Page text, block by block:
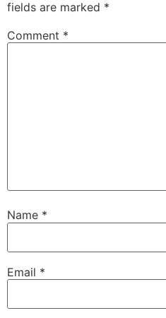
fields are marked *
Comment *
Name *
Email *